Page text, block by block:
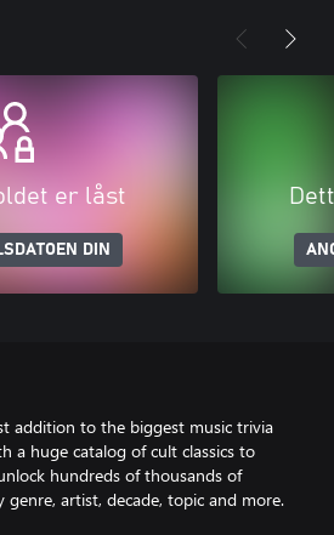
er låst
DIN
addition to the biggest music trivia
a huge catalog of cult classics to
hundreds of thousands of
artist, decade, topic and more.